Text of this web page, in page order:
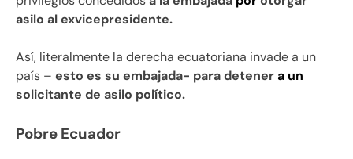
asilo al exvicepresidente.
Así, literalmente la derecha ecuatoriana invade a un
país – esto es su embajada- para detenera un
solicitante de asilo político.
Pobre Ecuador